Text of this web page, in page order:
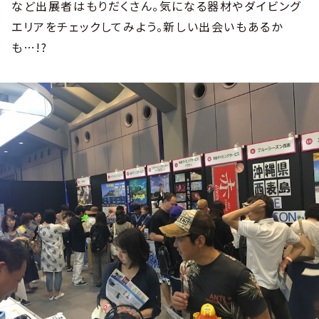
など出展者はもりだくさん。気になる器材やダイビング
エリアをチェックしてみよう。新しい出会いもあるか
も…!?